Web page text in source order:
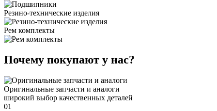
Резино-технические изделия
Рем комплекты
Почему покупают у нас?
Оригинальные запчасти и аналоги
широкий выбор качественных деталей
01